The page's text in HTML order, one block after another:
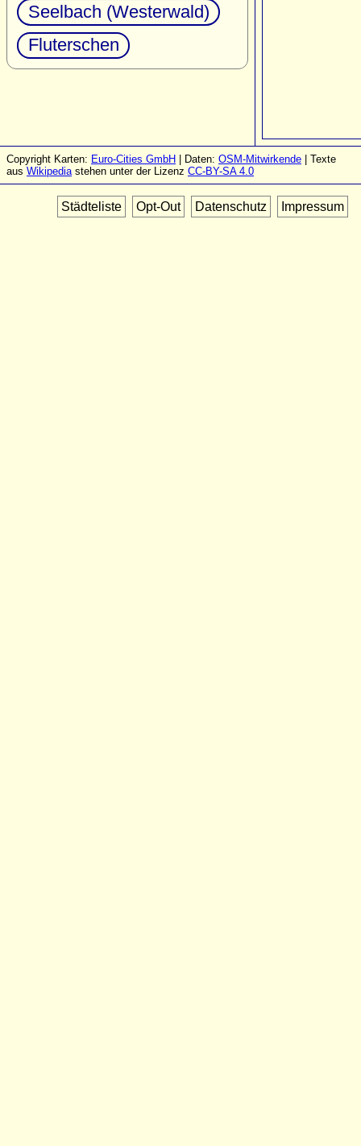
Seelbach (Westerwald)
Fluterschen
Copyright Karten: Euro-Cities GmbH | Daten: OSM-Mitwirkende | Texte
aus Wikipediastehen unter der Lizenz CC-BY-SA 4.0
Städteliste Opt-Out Datenschutz Impressum